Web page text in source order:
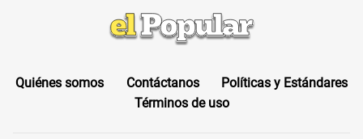
Quiénes somos Contáctanos
Políticas y Estándares
Términos de uso